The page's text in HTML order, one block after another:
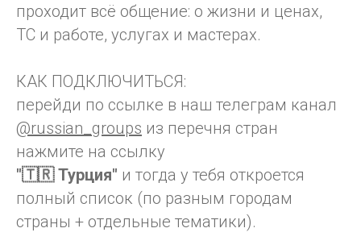
проходит всё общение: о жизни и ценах,
ТС и работе, услугах и мастерах.
КАК ПОДКЛЮЧИТЬСЯ:
перейди по ссылке в наш телеграм канал
@russian_groups из перечня стран
нажмите на ссылку
"🇹🇷 Турция" и тогда у тебя откроется
полный список (по разным городам
страны + отдельные тематики).